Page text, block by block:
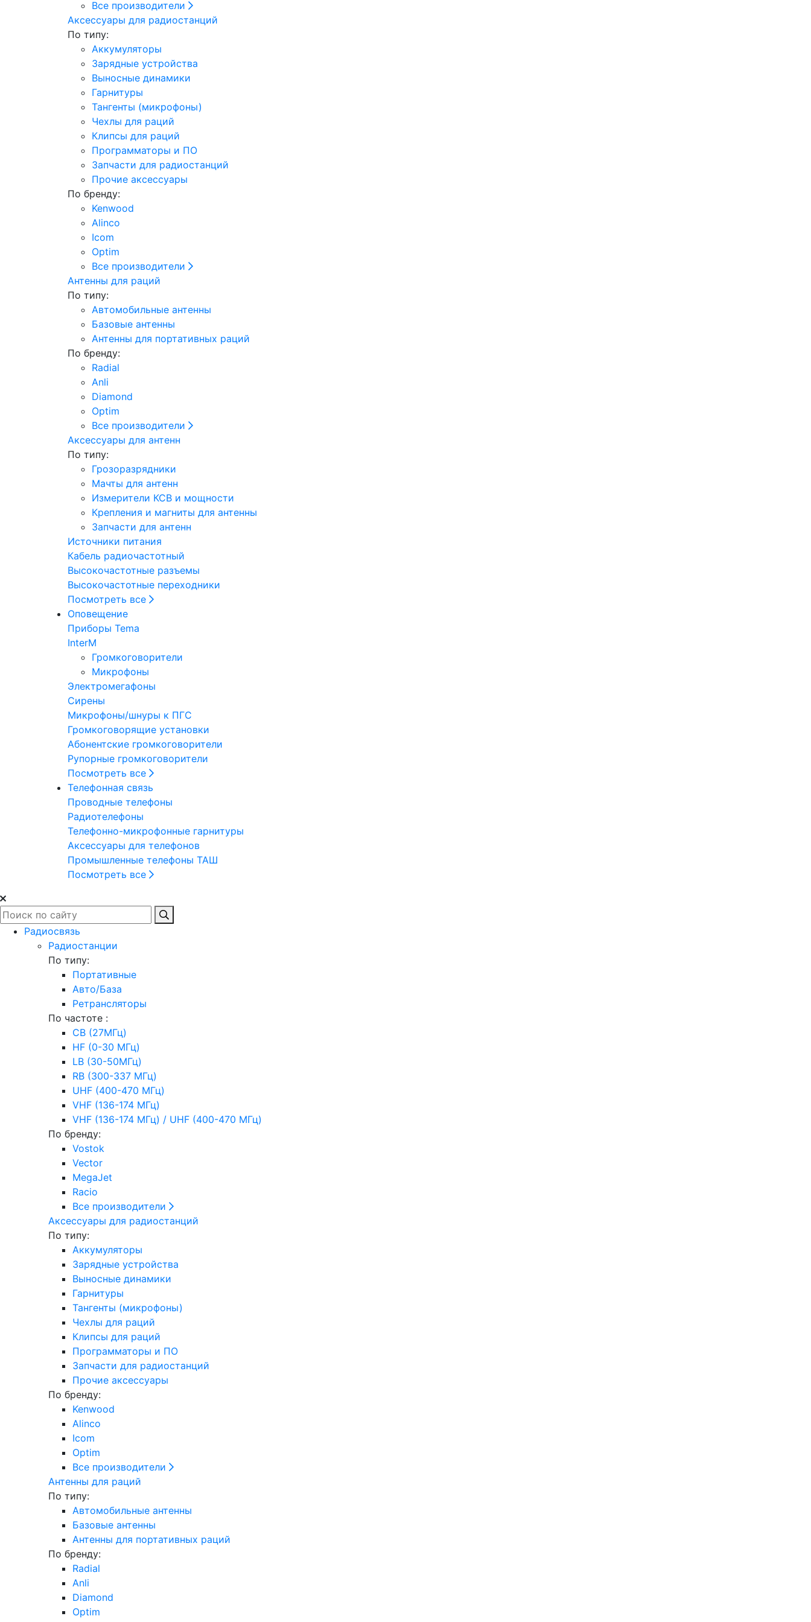
Все производители
Аксессуары для радиостанций
По типу:
Аккумуляторы
Зарядные устройства
Выносные динамики
Гарнитуры
Тангенты (микрофоны)
Чехлы для раций
Клипсы для раций
Программаторы и ПО
Запчасти для радиостанций
Прочие аксессуары
По бренду:
Kenwood
Alinco
Icom
Optim
Все производители
Антенны для раций
По типу:
Автомобильные антенны
Базовые антенны
Антенны для портативных раций
По бренду:
Radial
Anli
Diamond
Optim
Все производители
Аксессуары для антенн
По типу:
Грозоразрядники
Мачты для антенн
Измерители КСВ и мощности
Крепления и магниты для антенны
Запчасти для антенн
Источники питания
Кабель радиочастотный
Высокочастотные разъемы
Высокочастотные переходники
Посмотреть все
Оповещение
Приборы Tema
InterM
Громкоговорители
Микрофоны
Электромегафоны
Сирены
Микрофоны/шнуры к ПГС
Громкоговорящие установки
Абонентские громкоговорители
Рупорные громкоговорители
Посмотреть все
Телефонная связь
Проводные телефоны
Радиотелефоны
Телефонно-микрофонные гарнитуры
Аксессуары для телефонов
Промышленные телефоны ТАШ
Посмотреть все
Радиосвязь
Радиостанции
По типу:
Портативные
Авто/База
Ретрансляторы
По частоте :
CB (27МГц)
HF (0-30 МГц)
LB (30-50МГц)
RB (300-337 МГц)
UHF (400-470 МГц)
VHF (136-174 МГц)
VHF (136-174 МГц) / UHF (400-470 МГц)
По бренду:
Vostok
Vector
MegaJet
Racio
Все производители
Аксессуары для радиостанций
По типу:
Аккумуляторы
Зарядные устройства
Выносные динамики
Гарнитуры
Тангенты (микрофоны)
Чехлы для раций
Клипсы для раций
Программаторы и ПО
Запчасти для радиостанций
Прочие аксессуары
По бренду:
Kenwood
Alinco
Icom
Optim
Все производители
Антенны для раций
По типу:
Автомобильные антенны
Базовые антенны
Антенны для портативных раций
По бренду:
Radial
Anli
Diamond
Optim